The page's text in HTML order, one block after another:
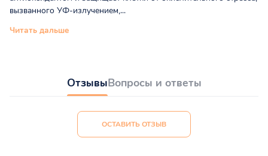
вызванного УФ-излучением,...
Читать дальше
ОтзывыВопросы и ответы
ОСТАВИТЬ ОТЗЫВ